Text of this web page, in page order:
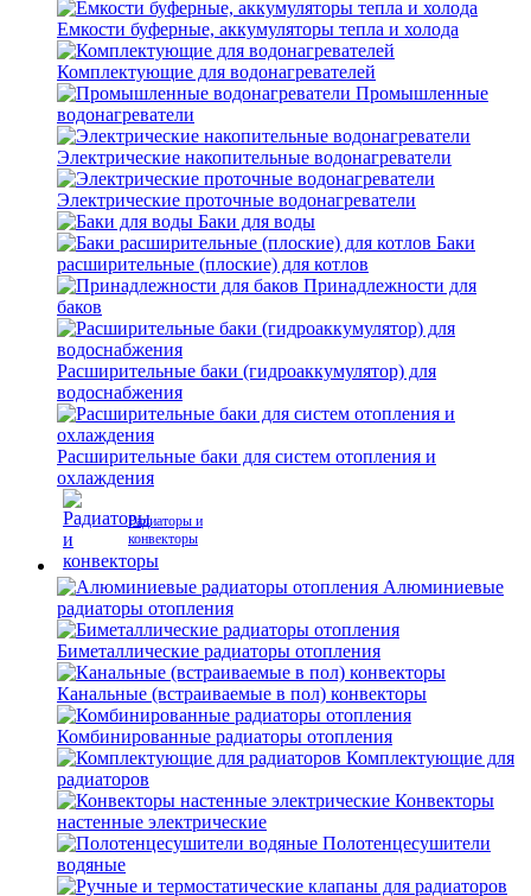
Емкости буферные, аккумуляторы тепла и холода
Комплектующие для водонагревателей
Промышленные
водонагреватели
Электрические накопительные водонагреватели
Электрические проточные водонагреватели
Баки для воды
Баки
расширительные (плоские) для котлов
Принадлежности для
баков
Расширительные баки (гидроаккумулятор) для
водоснабжения
Расширительные баки для систем отопления и
охлаждения
Радиаторы и
конвекторы
Алюминиевые
радиаторы отопления
Биметаллические радиаторы отопления
Канальные (встраиваемые в пол) конвекторы
Комбинированные радиаторы отопления
Комплектующие для
радиаторов
Конвекторы
настенные электрические
Полотенцесушители
водяные